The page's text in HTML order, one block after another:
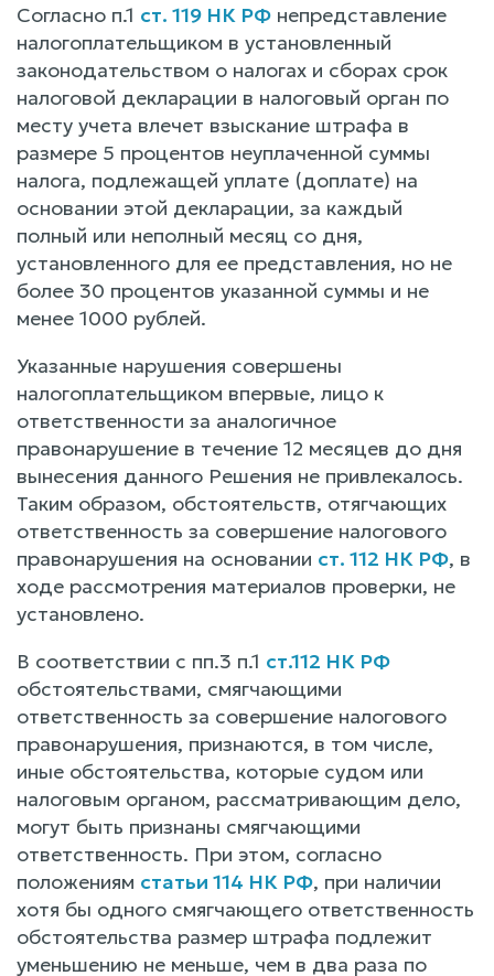
Согласно п.1 ст. 119 НК РФ непредставление
налогоплательщиком в установленный
законодательством о налогах и сборах срок
налоговой декларации в налоговый орган по
месту учета влечет взыскание штрафа в
размере 5 процентов неуплаченной суммы
налога, подлежащей уплате (доплате) на
основании этой декларации, за каждый
полный или неполный месяц со дня,
установленного для ее представления, но не
более 30 процентов указанной суммы и не
менее 1000 рублей.
Указанные нарушения совершены
налогоплательщиком впервые, лицо к
ответственности за аналогичное
правонарушение в течение 12 месяцев до дня
вынесения данного Решения не привлекалось.
Таким образом, обстоятельств, отягчающих
ответственность за совершение налогового
правонарушения на основании ст. 112 НК РФ, в
ходе рассмотрения материалов проверки, не
установлено.
В соответствии с пп.3 п.1 ст.112 НК РФ
обстоятельствами, смягчающими
ответственность за совершение налогового
правонарушения, признаются, в том числе,
иные обстоятельства, которые судом или
налоговым органом, рассматривающим дело,
могут быть признаны смягчающими
ответственность. При этом, согласно
положениям статьи 114 НК РФ, при наличии
хотя бы одного смягчающего ответственность
обстоятельства размер штрафа подлежит
уменьшению не меньше, чем в два раза по